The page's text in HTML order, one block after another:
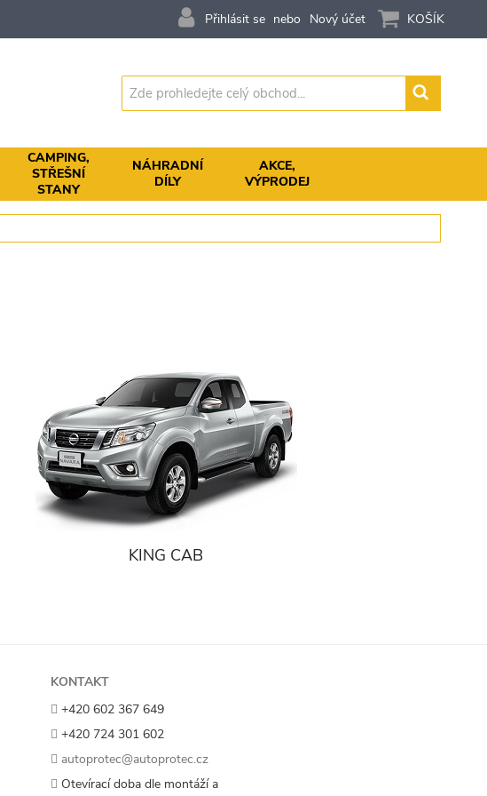
KOŠÍK
Přihlásit se Nový účet
Vyhledávání
CAMPING,
STŘEŠNÍ
STANY
NÁHRADNÍ
DÍLY
AKCE,
VÝPRODEJ
KING CAB
KONTAKT
+420 602 367 649
+420 724 301 602
autoprotec@autoprotec.cz
Otevírací doba dle montáží a